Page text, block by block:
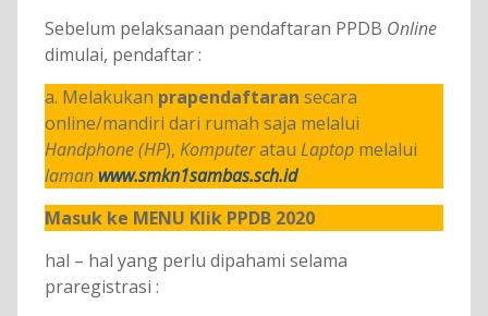
Sebelum pelaksanaan pendaftaran PPDB Online
dimulai, pendaftar :
a. Melakukan prapendaftaran secara
online/mandiri dari rumah saja melalui
Handphone (HP), Komputera­tau Laptop melalui
laman www.smkn1sambas.sch.id
Masuk ke MENU Klik PPDB 2020
hal – hal yang perlu dipahami selama
praregistrasi :